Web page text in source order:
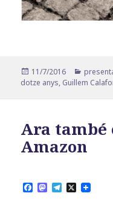
Publicat
el
11/7/2016
dotze anys, Guillem
Ara també
Amazon
F M T X